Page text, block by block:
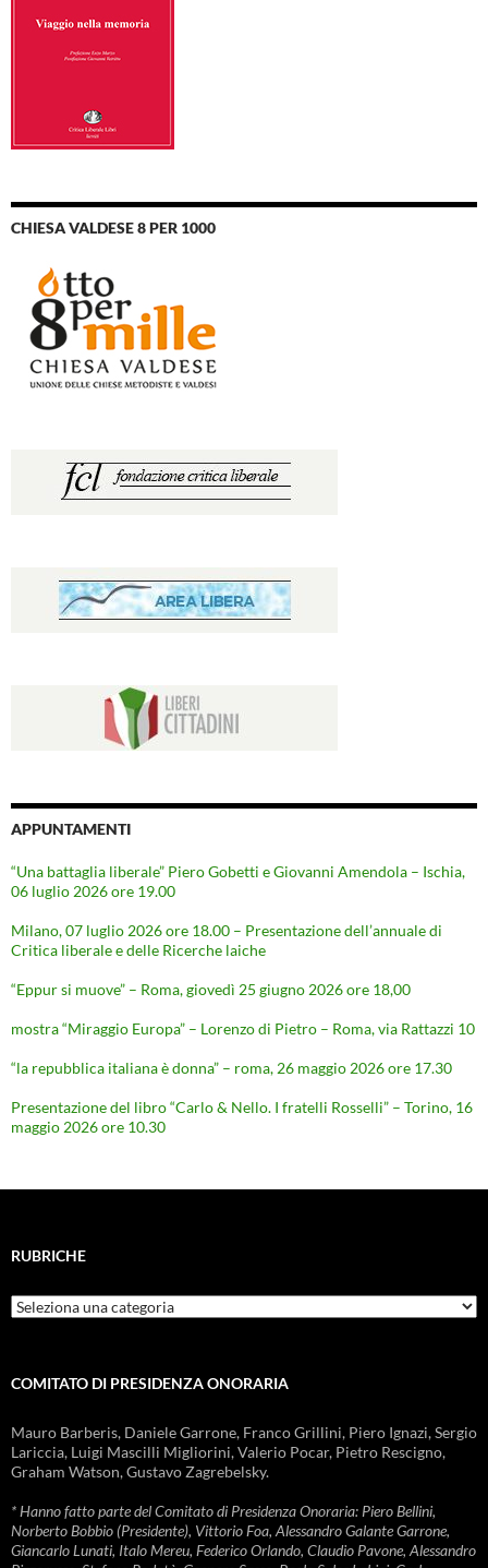
CHIESA VALDESE 8 PER 1000
APPUNTAMENTI
“Una battaglia liberale” Piero Gobetti e Giovanni Amendola – Ischia,
06 luglio 2026 ore 19.00
Milano, 07 luglio 2026 ore 18.00 – Presentazione dell’annuale di
Critica liberale e delle Ricerche laiche
“Eppur si muove” – Roma, giovedì 25 giugno 2026 ore 18,00
mostra “Miraggio Europa” – Lorenzo di Pietro – Roma, via Rattazzi 10
“la repubblica italiana è donna” – roma, 26 maggio 2026 ore 17.30
Presentazione del libro “Carlo & Nello. I fratelli Rosselli” – Torino, 16
maggio 2026 ore 10.30
RUBRICHE
Rubriche
COMITATO DI PRESIDENZA ONORARIA
Mauro Barberis, Daniele Garrone, Franco Grillini, Piero Ignazi, Sergio
Lariccia, Luigi Mascilli Migliorini, Valerio Pocar, Pietro Rescigno,
Graham Watson, Gustavo Zagrebelsky.
* Hanno fatto parte del Comitato di Presidenza Onoraria: Piero Bellini,
Norberto Bobbio (Presidente), Vittorio Foa, Alessandro Galante Garrone,
Giancarlo Lunati, Italo Mereu, Federico Orlando, Claudio Pavone, Alessandro